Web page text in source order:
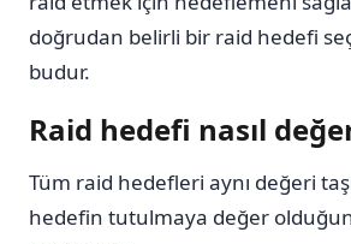
doğrudan belirli bir raid hedefi
budur.
Raid hedefi nasıl
Tüm raid hedefleri aynı değeri
hedefin tutulmaya değer